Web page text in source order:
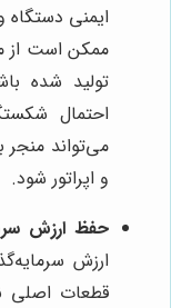
ایمنی دستگاه
ممکن است از
تولید شده
احتمال
می‌تواند منجر
و اپراتور شود.
حفظ ارزش
ارزش
قطعات اصلی